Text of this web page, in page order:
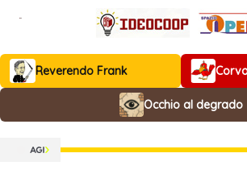
Reverendo Frank
Occhio al degrado